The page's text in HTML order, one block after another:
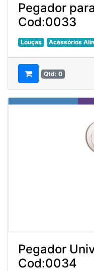
Pegador
Cod:0033
Louças Acessórios
Qtd: 0
Pegador
Cod:0034